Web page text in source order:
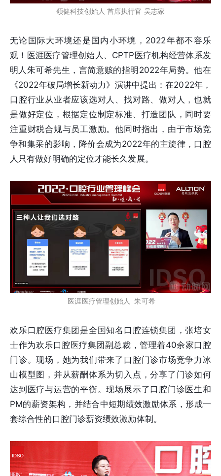
领健科技创始人 首席执行官 吴志家
无论国际大环境还是国内小环境，2022年都不容乐
观！医涯医疗管理创始人、CPTP医疗机构经营体系发
明人朱可希先生，言简意赅的指明2022年局势。他在
《2022年破局增长新动力》演讲中提出：在2022年，
口腔行业从业者应该选对人、找对路、做对人，也就
是做好定位，根据定位制定标准、打造团队，同时要
注重财税合规与员工激励。他同时指出，由于市场竞
争和集采的影响，降价会成为2022年的主旋律，口腔
人只有做好明确的定位才能长久发展。
医涯医疗管理创始人 朱可希
欢乐口腔医疗集团是全国知名口腔连锁集团，张培女
士作为欢乐口腔医疗集团副总裁，管理着40余家口腔
门诊。现场，她为我们带来了口腔门诊市场竞争力冰
山模型图，并从薪酬体系为切入点，分享了门诊如何
达到医疗与运营的平衡。现场展示了口腔门诊医生和
PM的薪资架构，并结合中短期绩效激励体系，形成一
套综合性的口腔门诊薪资绩效激励体制。